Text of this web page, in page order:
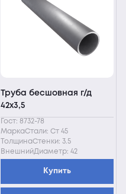
Труба бесшовная г/д
42х3,5
Гост: 8732-78
МаркаСтали: Ст 45
ТолщинаСтенки: 3.5
ВнешнийДиаметр: 42
Купить